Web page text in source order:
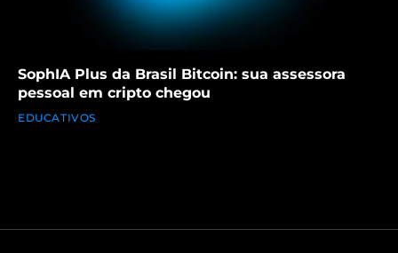
SophIA Plus da Brasil Bitcoin: sua assessora
pessoal em cripto chegou
EDUCATIVOS